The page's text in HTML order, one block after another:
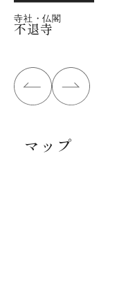
寺社・仏閣
不退寺
マップ